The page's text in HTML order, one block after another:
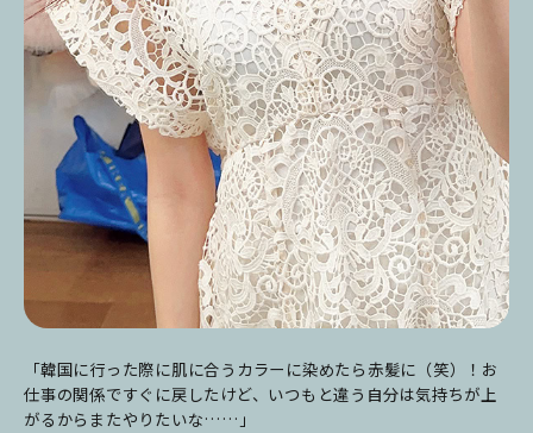
「韓国に行った際に肌に合うカラーに染めたら赤髪に（笑）！お
仕事の関係ですぐに戻したけど、いつもと違う自分は気持ちが上
がるからまたやりたいな……」